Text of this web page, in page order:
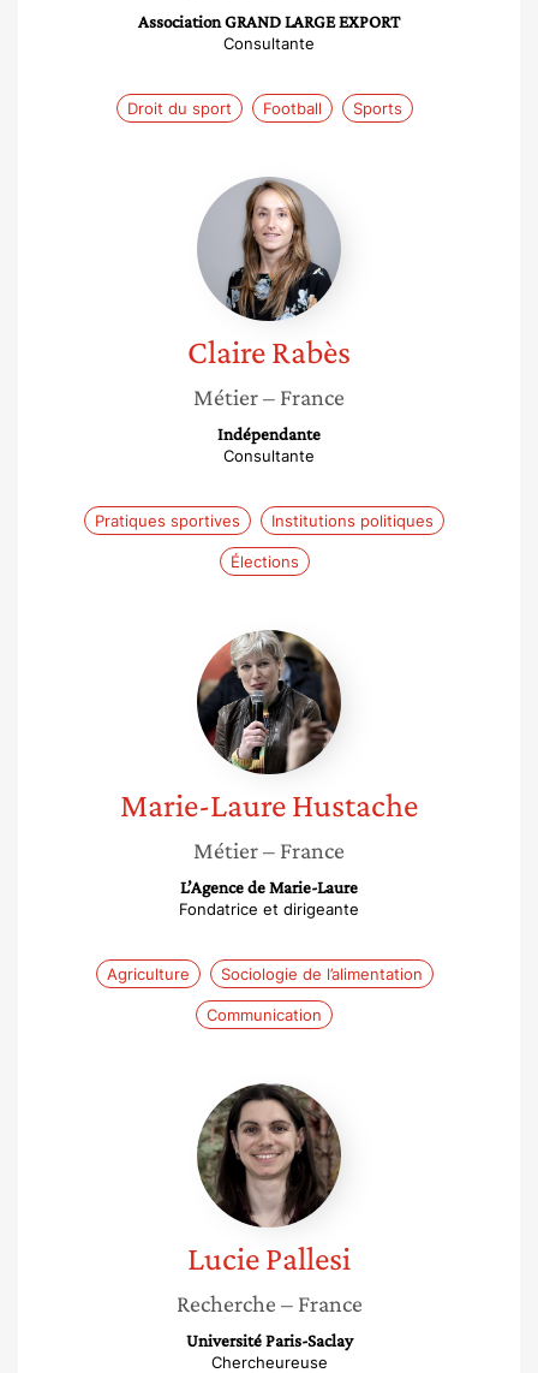
Association GRAND LARGE EXPORT
Consultante
Droit du sport Football Sports
Claire
Rabès
ClaireRabès
Métier– France
Indépendante
Consultante
Pratiques sportives Institutions politiques
Élections
Marie-
Laure
Hustache
Marie-LaureHustache
Métier– France
L’Agence de Marie-Laure
Fondatrice et dirigeante
Agriculture Sociologie de l’alimentation
Communication
Lucie
Pallesi
LuciePallesi
Recherche – France
Université Paris-Saclay
Chercheureuse